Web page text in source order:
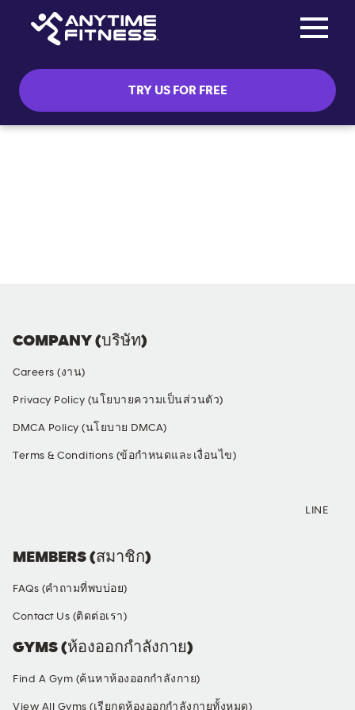
TRY US FOR FREE
COMPANY (บริษัท)
Careers (งาน)
Privacy Policy (นโยบายความเป็นส่วนตัว)
DMCA Policy (นโยบาย DMCA)
Terms & Conditions (ข้อกำหนดและเงื่อนไข)
GYMS (ห้องออกกำลังกาย)
Find A Gym (ค้นหาห้องออกกำลังกาย)
View All Gyms (เรียกดูห้องออกกำลังกายทั้งหมด)
MEMBERS (สมาชิก)
FAQs (คำถามที่พบบ่อย)
Contact Us (ติดต่อเรา)
LINE